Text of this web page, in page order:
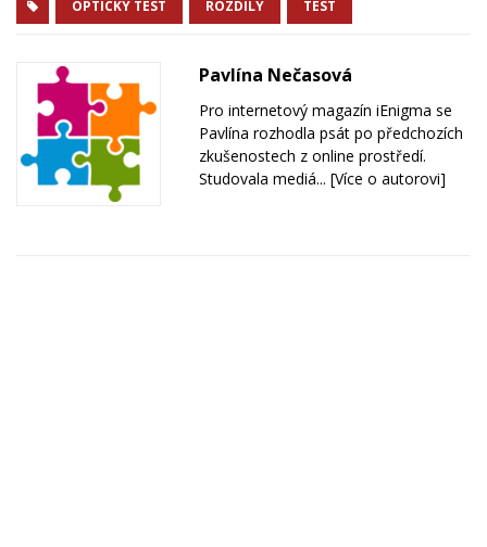
OPTICKY TEST ROZDÍLY TEST
Pavlína Nečasová
Pro internetový magazín iEnigma se
Pavlína rozhodla psát po předchozích
zkušenostech z online prostředí.
Studovala mediá... [Více o autorovi]